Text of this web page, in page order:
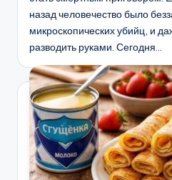
назад человечество было
микроскопических убийц, и
разводить руками. Сегодня…